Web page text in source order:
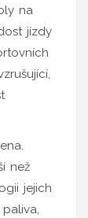
na
jízdy
než
jejich